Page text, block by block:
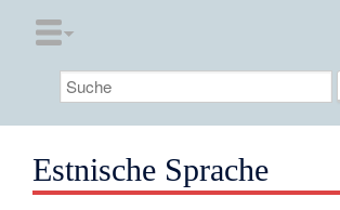
Estnische Sprache